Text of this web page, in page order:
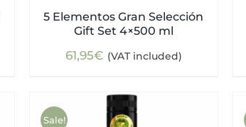
5 Elementos Gran Selección
Gift Set 4×500 ml
61,95€ (VAT included)
Sale!